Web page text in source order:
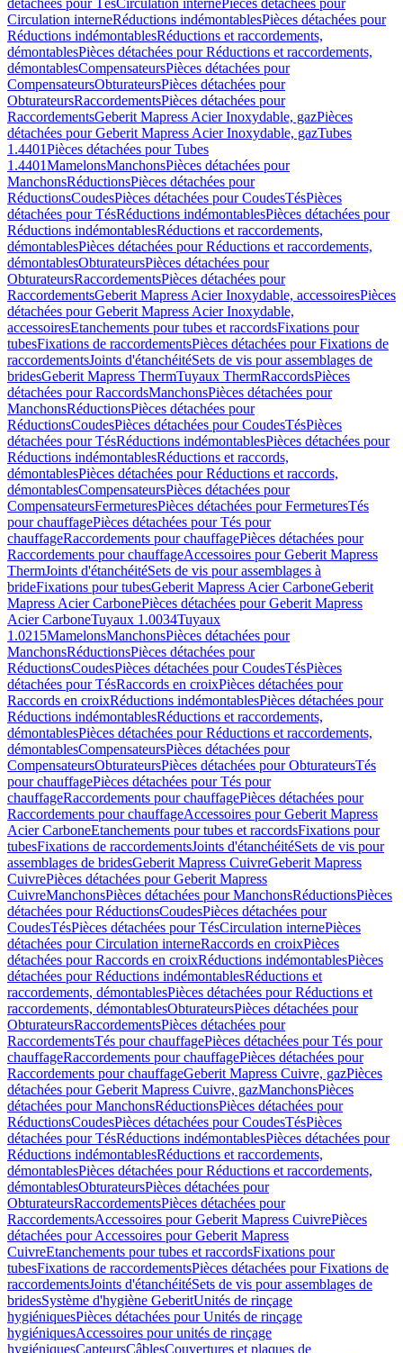
détachées pour TésCirculation internePièces détachées pour
Circulation interneRéductions indémontablesPièces détachées pour
Réductions indémontablesRéductions et raccordements,
démontablesPièces détachées pour Réductions et raccordements,
démontablesCompensateursPièces détachées pour
CompensateursObturateursPièces détachées pour
ObturateursRaccordementsPièces détachées pour
RaccordementsGeberit Mapress Acier Inoxydable, gazPièces
détachées pour Geberit Mapress Acier Inoxydable, gazTubes
1.4401Pièces détachées pour Tubes
1.4401MamelonsManchonsPièces détachées pour
ManchonsRéductionsPièces détachées pour
RéductionsCoudesPièces détachées pour CoudesTésPièces
détachées pour TésRéductions indémontablesPièces détachées pour
Réductions indémontablesRéductions et raccordements,
démontablesPièces détachées pour Réductions et raccordements,
démontablesObturateursPièces détachées pour
ObturateursRaccordementsPièces détachées pour
RaccordementsGeberit Mapress Acier Inoxydable, accessoiresPièces
détachées pour Geberit Mapress Acier Inoxydable,
accessoiresEtanchements pour tubes et raccordsFixations pour
tubesFixations de raccordementsPièces détachées pour Fixations de
raccordementsJoints d'étanchéitéSets de vis pour assemblages de
bridesGeberit Mapress ThermTuyaux ThermRaccordsPièces
détachées pour RaccordsManchonsPièces détachées pour
ManchonsRéductionsPièces détachées pour
RéductionsCoudesPièces détachées pour CoudesTésPièces
détachées pour TésRéductions indémontablesPièces détachées pour
Réductions indémontablesRéductions et raccords,
démontablesPièces détachées pour Réductions et raccords,
démontablesCompensateursPièces détachées pour
CompensateursFermeturesPièces détachées pour FermeturesTés
pour chauffagePièces détachées pour Tés pour
chauffageRaccordements pour chauffagePièces détachées pour
Raccordements pour chauffageAccessoires pour Geberit Mapress
ThermJoints d'étanchéitéSets de vis pour assemblages à
brideFixations pour tubesGeberit Mapress Acier CarboneGeberit
Mapress Acier CarbonePièces détachées pour Geberit Mapress
Acier CarboneTuyaux 1.0034Tuyaux
1.0215MamelonsManchonsPièces détachées pour
ManchonsRéductionsPièces détachées pour
RéductionsCoudesPièces détachées pour CoudesTésPièces
détachées pour TésRaccords en croixPièces détachées pour
Raccords en croixRéductions indémontablesPièces détachées pour
Réductions indémontablesRéductions et raccordements,
démontablesPièces détachées pour Réductions et raccordements,
démontablesCompensateursPièces détachées pour
CompensateursObturateursPièces détachées pour ObturateursTés
pour chauffagePièces détachées pour Tés pour
chauffageRaccordements pour chauffagePièces détachées pour
Raccordements pour chauffageAccessoires pour Geberit Mapress
Acier CarboneEtanchements pour tubes et raccordsFixations pour
tubesFixations de raccordementsJoints d'étanchéitéSets de vis pour
assemblages de bridesGeberit Mapress CuivreGeberit Mapress
CuivrePièces détachées pour Geberit Mapress
CuivreManchonsPièces détachées pour ManchonsRéductionsPièces
détachées pour RéductionsCoudesPièces détachées pour
CoudesTésPièces détachées pour TésCirculation internePièces
détachées pour Circulation interneRaccords en croixPièces
détachées pour Raccords en croixRéductions indémontablesPièces
détachées pour Réductions indémontablesRéductions et
raccordements, démontablesPièces détachées pour Réductions et
raccordements, démontablesObturateursPièces détachées pour
ObturateursRaccordementsPièces détachées pour
RaccordementsTés pour chauffagePièces détachées pour Tés pour
chauffageRaccordements pour chauffagePièces détachées pour
Raccordements pour chauffageGeberit Mapress Cuivre, gazPièces
détachées pour Geberit Mapress Cuivre, gazManchonsPièces
détachées pour ManchonsRéductionsPièces détachées pour
RéductionsCoudesPièces détachées pour CoudesTésPièces
détachées pour TésRéductions indémontablesPièces détachées pour
Réductions indémontablesRéductions et raccordements,
démontablesPièces détachées pour Réductions et raccordements,
démontablesObturateursPièces détachées pour
ObturateursRaccordementsPièces détachées pour
RaccordementsAccessoires pour Geberit Mapress CuivrePièces
détachées pour Accessoires pour Geberit Mapress
CuivreEtanchements pour tubes et raccordsFixations pour
tubesFixations de raccordementsPièces détachées pour Fixations de
raccordementsJoints d'étanchéitéSets de vis pour assemblages de
bridesSystème d'hygiène GeberitUnités de rinçage
hygiéniquesPièces détachées pour Unités de rinçage
hygiéniquesAccessoires pour unités de rinçage
hygiéniquesCapteursCâblesCouvertures et plaques de